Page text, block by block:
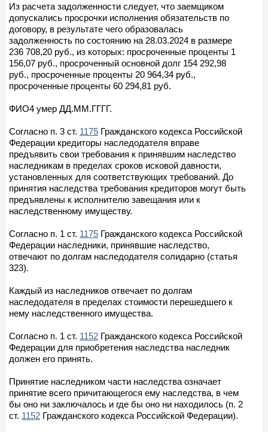
Из расчета задолженности следует, что заемщиком
допускались просрочки исполнения обязательств по
договору, в результате чего образовалась
задолженность по состоянию на 28.03.2024 в размере
236 708,20 руб., из которых: просроченные проценты 1
156,07 руб., просроченный основной долг 154 292,98
руб., просроченные проценты 20 964,34 руб.,
просроченные проценты 60 294,81 руб.
ФИО4 умер ДД.ММ.ГГГГ.
Согласно п. 3 ст. 1175 Гражданского кодекса Российской
Федерации кредиторы наследодателя вправе
предъявить свои требования к принявшим наследство
наследникам в пределах сроков исковой давности,
установленных для соответствующих требований. До
принятия наследства требования кредиторов могут быть
предъявлены к исполнителю завещания или к
наследственному имуществу.
Согласно п. 1 ст. 1175 Гражданского кодекса Российской
Федерации наследники, принявшие наследство,
отвечают по долгам наследодателя солидарно (статья
323).
Каждый из наследников отвечает по долгам
наследодателя в пределах стоимости перешедшего к
нему наследственного имущества.
Согласно п. 1 ст. 1152 Гражданского кодекса Российской
Федерации для приобретения наследства наследник
должен его принять.
Принятие наследником части наследства означает
принятие всего причитающегося ему наследства, в чем
бы оно ни заключалось и где бы оно ни находилось (п. 2
ст. 1152 Гражданского кодекса Российской Федерации).